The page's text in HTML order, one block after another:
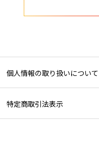
個人情報の取り扱いについて
特定商取引法表示